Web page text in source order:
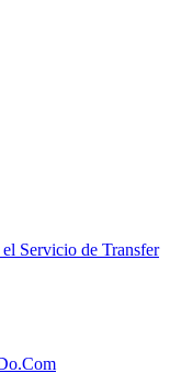
Servicio de Transfer